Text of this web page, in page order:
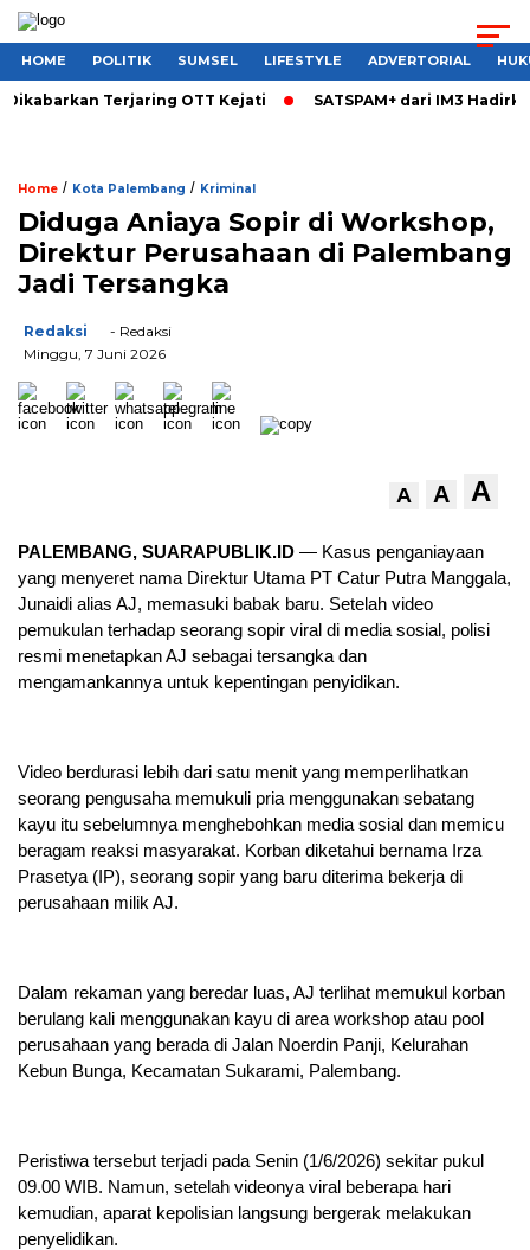
HOME POLITIK SUMSEL LIFESTYLE ADVERTORIAL
Terjaring OTT Kejati SATSPAM+ dari IM3
Home / Kota Palembang / Kriminal
Diduga Aniaya Sopir di Workshop,
Direktur Perusahaan di Palembang
Jadi Tersangka
Redaksi
- Redaksi
Minggu, 7 Juni 2026
A A A
PALEMBANG, SUARAPUBLIK.ID — Kasus penganiayaan
yang menyeret nama Direktur Utama PT Catur Putra Manggala,
Junaidi alias AJ, memasuki babak baru. Setelah video
pemukulan terhadap seorang sopir viral di media sosial, polisi
resmi menetapkan AJ sebagai tersangka dan
mengamankannya untuk kepentingan penyidikan.
Video berdurasi lebih dari satu menit yang memperlihatkan
seorang pengusaha memukuli pria menggunakan sebatang
kayu itu sebelumnya menghebohkan media sosial dan memicu
beragam reaksi masyarakat. Korban diketahui bernama Irza
Prasetya (IP), seorang sopir yang baru diterima bekerja di
perusahaan milik AJ.
Dalam rekaman yang beredar luas, AJ terlihat memukul korban
berulang kali menggunakan kayu di area workshop atau pool
perusahaan yang berada di Jalan Noerdin Panji, Kelurahan
Kebun Bunga, Kecamatan Sukarami, Palembang.
Peristiwa tersebut terjadi pada Senin (1/6/2026) sekitar pukul
09.00 WIB. Namun, setelah videonya viral beberapa hari
kemudian, aparat kepolisian langsung bergerak melakukan
penyelidikan.